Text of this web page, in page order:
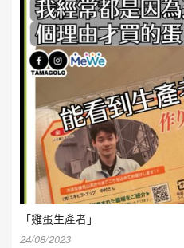
「雞蛋生產者」
24/08/2023